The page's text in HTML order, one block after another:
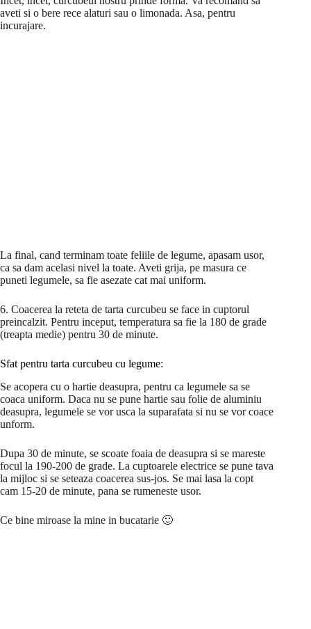
aveti si o bere rece alaturi sau o limonada. Asa, pentru
incurajare.
La final, cand terminam toate feliile de legume, apasam usor,
ca sa dam acelasi nivel la toate. Aveti grija, pe masura ce
puneti legumele, sa fie asezate cat mai uniform.
6. Coacerea la reteta de tarta curcubeu se face in cuptorul
preincalzit. Pentru inceput, temperatura sa fie la 180 de grade
(treapta medie) pentru 30 de minute.
Sfat pentru tarta curcubeu cu legume:
Se acopera cu o hartie deasupra, pentru ca legumele sa se
coaca uniform. Daca nu se pune hartie sau folie de aluminiu
deasupra, legumele se vor usca la suparafata si nu se vor coace
unform.
Dupa 30 de minute, se scoate foaia de deasupra si se mareste
focul la 190-200 de grade. La cuptoarele electrice se pune tava
la mijloc si se seteaza coacerea sus-jos. Se mai lasa la copt
cam 15-20 de minute, pana se rumeneste usor.
Ce bine miroase la mine in bucatarie 🙂